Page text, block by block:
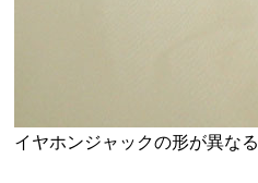
イヤホンジャックの形が異なる